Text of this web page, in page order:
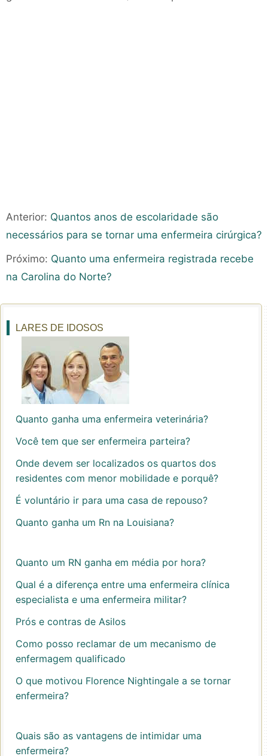
Anterior: Quantos anos de escolaridade são
necessários para se tornar uma enfermeira cirúrgica?
Próximo: Quanto uma enfermeira registrada recebe
na Carolina do Norte?
LARES DE IDOSOS
Quanto ganha uma enfermeira veterinária?
Você tem que ser enfermeira parteira?
Onde devem ser localizados os quartos dos
residentes com menor mobilidade e porquê?
É voluntário ir para uma casa de repouso?
Quanto ganha um Rn na Louisiana?
Quanto um RN ganha em média por hora?
Qual é a diferença entre uma enfermeira clínica
especialista e uma enfermeira militar?
Prós e contras de Asilos
Como posso reclamar de um mecanismo de
enfermagem qualificado
O que motivou Florence Nightingale a se tornar
enfermeira?
Quais são as vantagens de intimidar uma
enfermeira?